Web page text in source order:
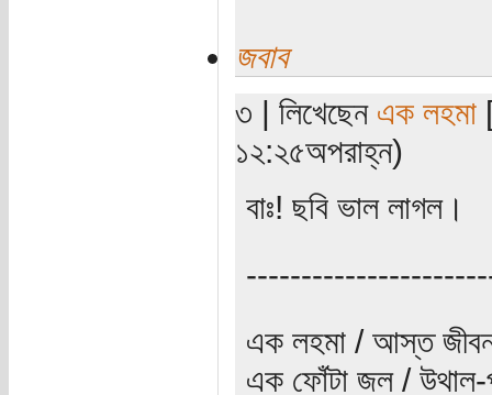
জবাব
৩ | লিখেছেন এক লহমা
১২:২৫অপরাহ্ন)
বাঃ! ছবি ভাল লাগল।
এক লহমা / আস্ত
এক ফোঁটা জল /